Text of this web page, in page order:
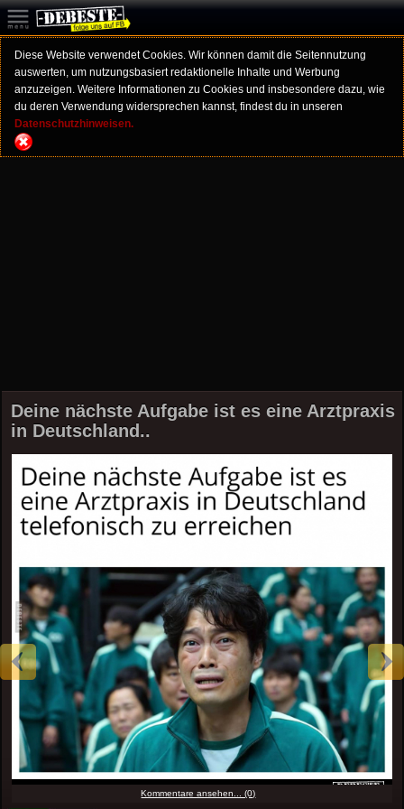
Diese Website verwendet Cookies. Wir können damit die Seitennutzung
auswerten, um nutzungsbasiert redaktionelle Inhalte und Werbung
anzuzeigen. Weitere Informationen zu Cookies und insbesondere dazu, wie
du deren Verwendung widersprechen kannst, findest du in unseren
Datenschutzhinweisen.
Deine nächste Aufgabe ist es eine Arztpraxis
in Deutschland..
Kommentare ansehen... (0)